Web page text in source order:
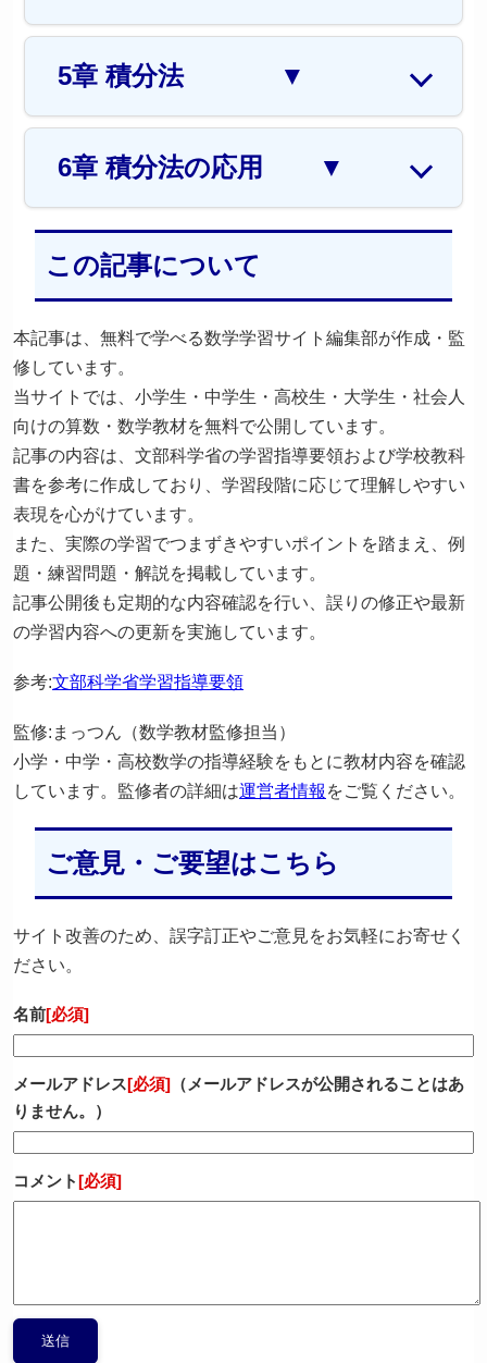
5章 積分法 ▼
6章 積分法の応用 ▼
この記事について
本記事は、無料で学べる数学学習サイト編集部が作成・監
修しています。
当サイトでは、小学生・中学生・高校生・大学生・社会人
向けの算数・数学教材を無料で公開しています。
記事の内容は、文部科学省の学習指導要領および学校教科
書を参考に作成しており、学習段階に応じて理解しやすい
表現を心がけています。
また、実際の学習でつまずきやすいポイントを踏まえ、例
題・練習問題・解説を掲載しています。
記事公開後も定期的な内容確認を行い、誤りの修正や最新
の学習内容への更新を実施しています。
参考:文部科学省学習指導要領
監修:まっつん（数学教材監修担当）
小学・中学・高校数学の指導経験をもとに教材内容を確認
しています。監修者の詳細は運営者情報 をご覧ください。
ご意見・ご要望はこちら
サイト改善のため、誤字訂正やご意見をお気軽にお寄せく
ださい。
名前[必須]
メールアドレス[必須] （メールアドレスが公開されることはあ
りません。）
コメント[必須]